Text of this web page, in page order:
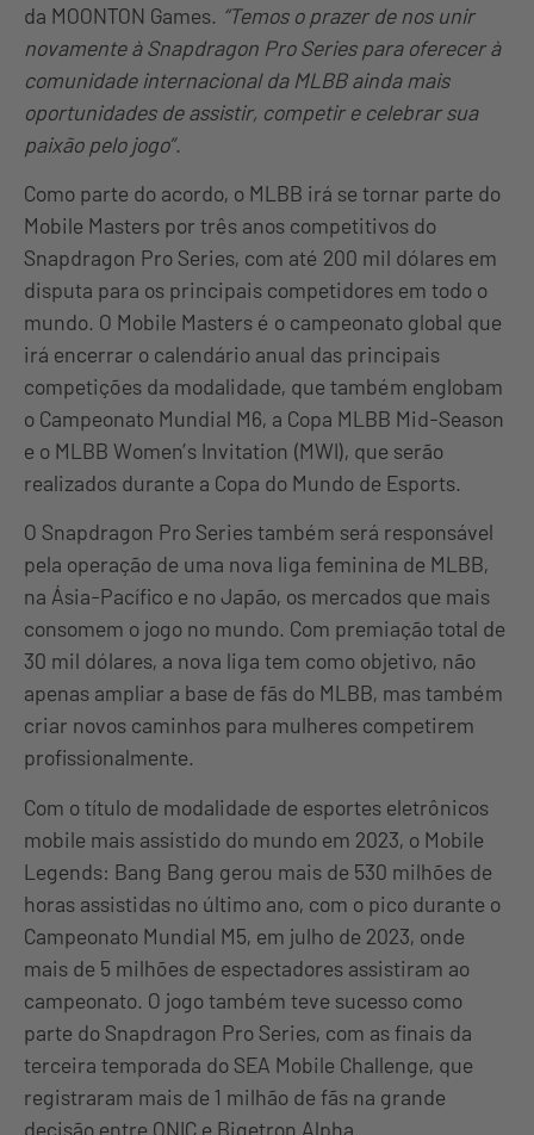
da MOONTON Games. “Temos o prazer de nos unir
novamente à Snapdragon Pro Series para oferecer à
comunidade internacional da MLBB ainda mais
oportunidades de assistir, competir e celebrar sua
paixão pelo jogo”.
Como parte do acordo, o MLBB irá se tornar parte do
Mobile Masters por três anos competitivos do
Snapdragon Pro Series, com até 200 mil dólares em
disputa para os principais competidores em todo o
mundo. O Mobile Masters é o campeonato global que
irá encerrar o calendário anual das principais
competições da modalidade, que também englobam
o Campeonato Mundial M6, a Copa MLBB Mid-Season
e o MLBB Women’s Invitation (MWI), que serão
realizados durante a Copa do Mundo de Esports.
O Snapdragon Pro Series também será responsável
pela operação de uma nova liga feminina de MLBB,
na Ásia-Pacífico e no Japão, os mercados que mais
consomem o jogo no mundo. Com premiação total de
30 mil dólares, a nova liga tem como objetivo, não
apenas ampliar a base de fãs do MLBB, mas também
criar novos caminhos para mulheres competirem
profissionalmente.
Com o título de modalidade de esportes eletrônicos
mobile mais assistido do mundo em 2023, o Mobile
Legends: Bang Bang gerou mais de 530 milhões de
horas assistidas no último ano, com o pico durante o
Campeonato Mundial M5, em julho de 2023, onde
mais de 5 milhões de espectadores assistiram ao
campeonato. O jogo também teve sucesso como
parte do Snapdragon Pro Series, com as finais da
terceira temporada do SEA Mobile Challenge, que
registraram mais de 1 milhão de fãs na grande
decisão entre ONIC e Bigetron Alpha.